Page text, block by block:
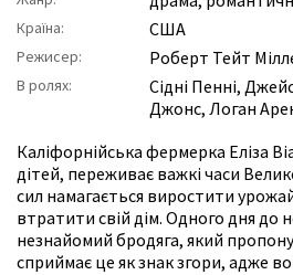
Країна: США
Режисер: Роберт Тейт
В ролях: Сідні Пенні,
Джонс, Логан
Каліфорнійська фермерка Еліза
дітей, переживає важкі часи
сил намагається виростити
втратити свій дім. Одного дня до
незнайомий бродяга, який
сприймає це як знак згори, адже